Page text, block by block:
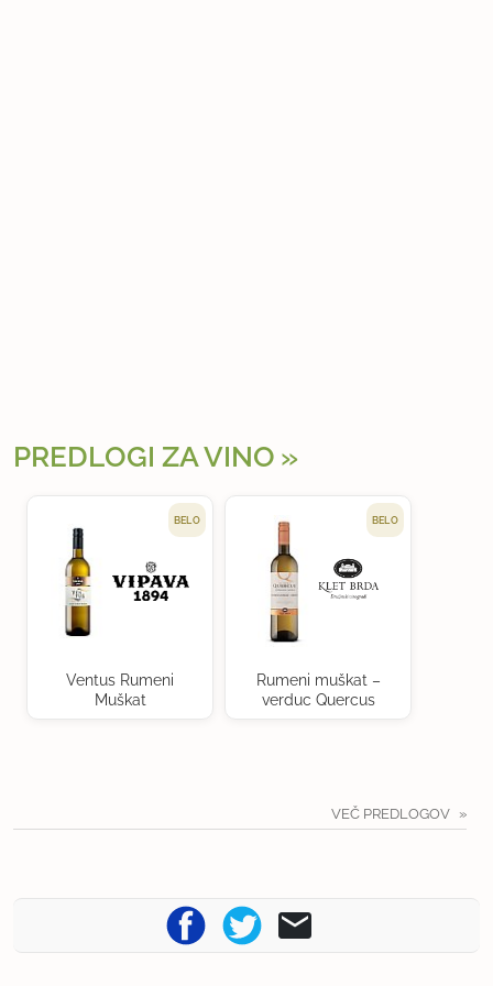
PREDLOGI ZA VINO
BELO
Ventus Rumeni
Muškat
BELO
Rumeni muškat –
verduc Quercus
VEČ PREDLOGOV